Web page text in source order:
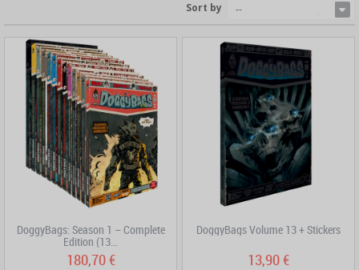
Sort by --
DoggyBags: Season 1 – Complete
Edition (13...
180,70 €
DoggyBags Volume 13 + Stickers
13,90 €